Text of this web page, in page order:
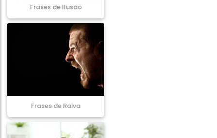
Frases de Ilusão
Frases de Raiva